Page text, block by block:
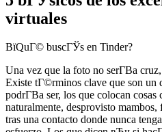
virtuales
ВїQuГ© buscГЎs en Tinder?
Una vez que la foto no serГ­В­a cruz,
Existe tГ©rminos clave que son un
podrГ­В­a ser, los que colocan
naturalmente, desprovisto
tras una contacto donde nunca